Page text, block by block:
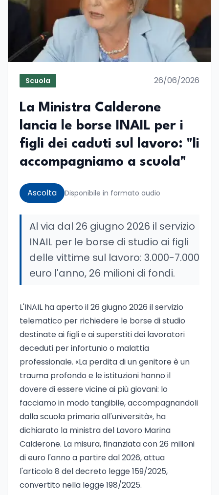
Scuola 26/06/2026
La Ministra Calderone
lancia le borse INAIL per i
figli dei caduti sul lavoro: "li
accompagniamo a scuola"
Ascolta Disponibile in formato audio
Al via dal 26 giugno 2026 il servizio
INAIL per le borse di studio ai figli
delle vittime sul lavoro: 3.000-7.000
euro l'anno, 26 milioni di fondi.
L'INAIL ha aperto il 26 giugno 2026 il servizio
telematico per richiedere le borse di studio
destinate ai figli e ai superstiti dei lavoratori
deceduti per infortunio o malattia
professionale. «La perdita di un genitore è un
trauma profondo e le istituzioni hanno il
dovere di essere vicine ai più giovani: lo
facciamo in modo tangibile, accompagnandoli
dalla scuola primaria all'università», ha
dichiarato la ministra del Lavoro Marina
Calderone. La misura, finanziata con 26 milioni
di euro l'anno a partire dal 2026, attua
l'articolo 8 del decreto legge 159/2025,
convertito nella legge 198/2025.